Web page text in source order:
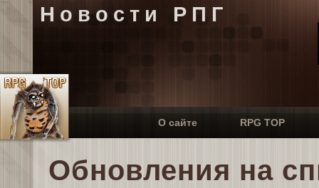
Новости РПГ
О сайте RPG TOP
Обновления на